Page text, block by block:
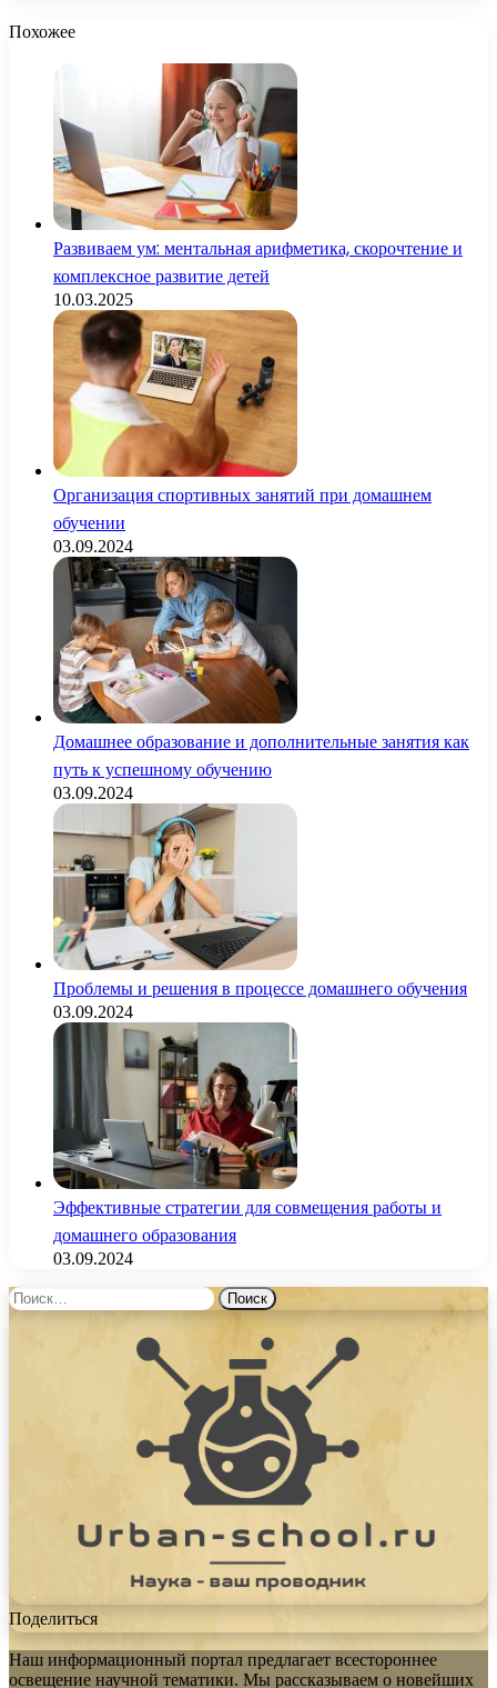
Похожее
Развиваем ум: ментальная арифметика, скорочтение и
комплексное развитие детей
10.03.2025
Организация спортивных занятий при домашнем
обучении
03.09.2024
Домашнее образование и дополнительные занятия как
путь к успешному обучению
03.09.2024
Проблемы и решения в процессе домашнего обучения
03.09.2024
Эффективные стратегии для совмещения работы и
домашнего образования
03.09.2024
Найти:
Поделиться
Наш информационный портал предлагает всестороннее
освещение научной тематики. Мы рассказываем о новейших